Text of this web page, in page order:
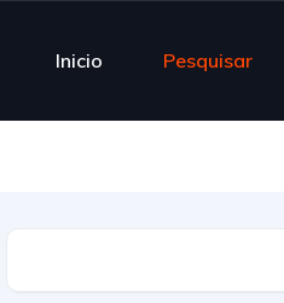
Inicio Pesquisar